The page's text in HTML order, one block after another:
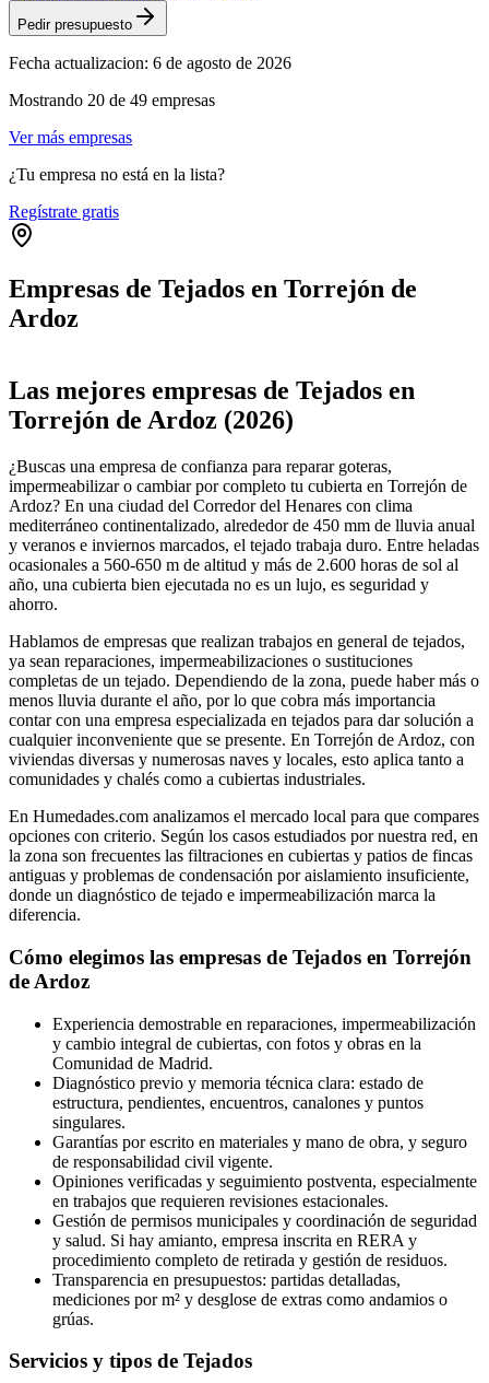
Pedir presupuesto
Fecha actualizacion: 6 de agosto de 2026
Mostrando 20 de 49 empresas
Ver más empresas
¿Tu empresa no está en la lista?
Regístrate gratis
Empresas de Tejados en Torrejón de
Ardoz
+
−
Las mejores empresas de Tejados en
Torrejón de Ardoz (2026)
¿Buscas una empresa de confianza para reparar goteras,
impermeabilizar o cambiar por completo tu cubierta en Torrejón de
Ardoz? En una ciudad del Corredor del Henares con clima
mediterráneo continentalizado, alrededor de 450 mm de lluvia anual
y veranos e inviernos marcados, el tejado trabaja duro. Entre heladas
ocasionales a 560-650 m de altitud y más de 2.600 horas de sol al
año, una cubierta bien ejecutada no es un lujo, es seguridad y
ahorro.
Hablamos de empresas que realizan trabajos en general de tejados,
ya sean reparaciones, impermeabilizaciones o sustituciones
completas de un tejado. Dependiendo de la zona, puede haber más o
menos lluvia durante el año, por lo que cobra más importancia
contar con una empresa especializada en tejados para dar solución a
cualquier inconveniente que se presente. En Torrejón de Ardoz, con
viviendas diversas y numerosas naves y locales, esto aplica tanto a
comunidades y chalés como a cubiertas industriales.
En Humedades.com analizamos el mercado local para que compares
opciones con criterio. Según los casos estudiados por nuestra red, en
la zona son frecuentes las filtraciones en cubiertas y patios de fincas
antiguas y problemas de condensación por aislamiento insuficiente,
donde un diagnóstico de tejado e impermeabilización marca la
diferencia.
Cómo elegimos las empresas de Tejados en Torrejón
de Ardoz
Experiencia demostrable en reparaciones, impermeabilización
y cambio integral de cubiertas, con fotos y obras en la
Comunidad de Madrid.
Diagnóstico previo y memoria técnica clara: estado de
estructura, pendientes, encuentros, canalones y puntos
singulares.
Garantías por escrito en materiales y mano de obra, y seguro
de responsabilidad civil vigente.
Opiniones verificadas y seguimiento postventa, especialmente
en trabajos que requieren revisiones estacionales.
Gestión de permisos municipales y coordinación de seguridad
y salud. Si hay amianto, empresa inscrita en RERA y
procedimiento completo de retirada y gestión de residuos.
Transparencia en presupuestos: partidas detalladas,
mediciones por m² y desglose de extras como andamios o
grúas.
Servicios y tipos de Tejados